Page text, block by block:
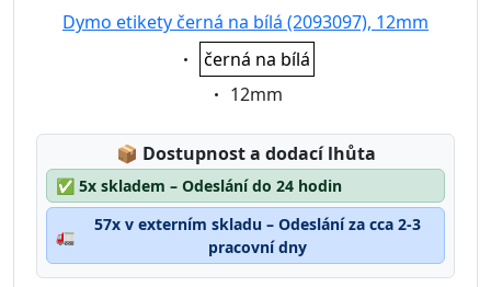
Dymo etikety černá na bílá (2093097), 12mm
Eigenschaft:
černá na bílá
Eigenschaft:
12mm
📦 Lagerstatus:
Dostupnost a dodací lhůta
✅ 5x skladem – Odeslání do 24 hodin
🚛
57x v externím skladu – Odeslání za cca 2-3
pracovní dny